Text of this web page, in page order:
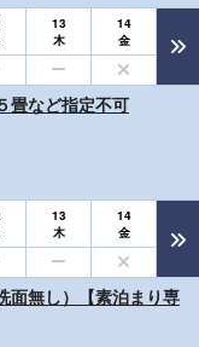
13
木
14
金
畳など指定不可
13
木
14
金
面無し）【素泊まり専